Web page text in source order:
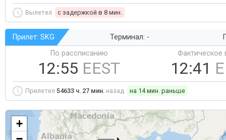
Вылетел c задержкой в 8 мин.
Прилет: SKG Терминал: -
По рассписанию
12:55 EEST
Фактическое
12:41
Прилетел 54633 ч. 27 мин. назад на 14 мин. раньше
+